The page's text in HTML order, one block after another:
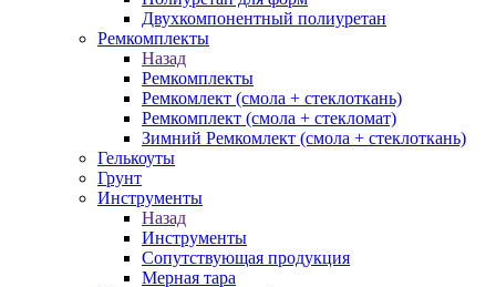
Двухкомпонентный полиуретан
Ремкомплекты
Назад
Ремкомплекты
Ремкомлект (смола + стеклоткань)
Ремкомплект (смола + стекломат)
Зимний Ремкомлект (смола + стеклоткань)
Гелькоуты
Грунт
Инструменты
Назад
Инструменты
Сопутствующая продукция
Мерная тара